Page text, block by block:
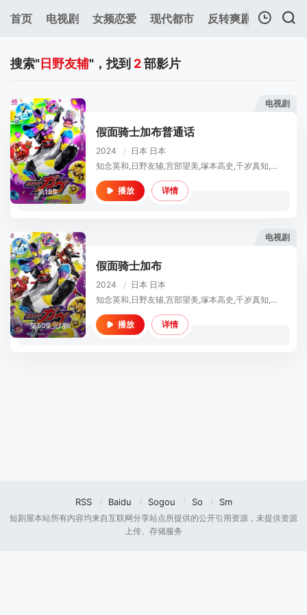
首页 电视剧 女频恋爱 现代都市 反转爽剧 年代穿
暂无观看影片的记录
搜索"日野友辅"，找到 2部影片
电视剧
第18集
假面骑士加布普通话
2024 / 日本 日本
知念英和,日野友辅,宫部望美,塚本高史,千岁真知,泷泽谅,川崎帆帆花,古贺瑠
播放 详情
电视剧
第50集完结
假面骑士加布
2024 / 日本 日本
知念英和,日野友辅,宫部望美,塚本高史,千岁真知,泷泽谅,川崎帆帆花,古贺瑠
播放 详情
RSS Baidu Sogou So Sm
短剧屋本站所有内容均来自互联网分享站点所提供的公开引用资源，未提供资源
上传、存储服务